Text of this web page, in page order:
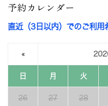
予約カレンダー
直近（3日以内）でのご利用
«
日 月 火
26 27 28